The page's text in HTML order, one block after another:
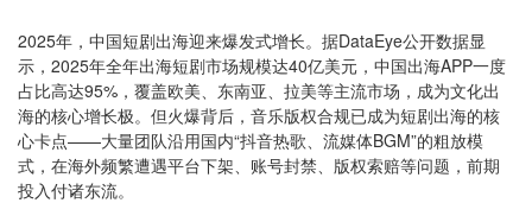
2025年，中国短剧出海迎来爆发式增长。据DataEye公开数据显
示，2025年全年出海短剧市场规模达40亿美元，中国出海APP一度
占比高达95%，覆盖欧美、东南亚、拉美等主流市场，成为文化出
海的核心增长极。但火爆背后，音乐版权合规已成为短剧出海的核
心卡点——大量团队沿用国内“抖音热歌、流媒体BGM”的粗放模
式，在海外频繁遭遇平台下架、账号封禁、版权索赔等问题，前期
投入付诸东流。